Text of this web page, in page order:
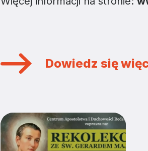
Dowiedz się